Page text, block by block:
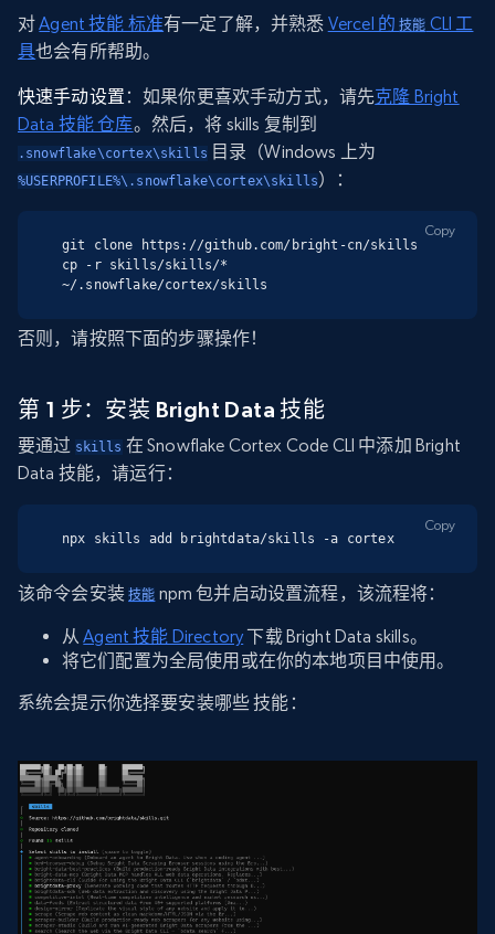
对Agent 技能 标准有一定了解，并熟悉 Vercel 的技能 CLI 工
具也会有所帮助。
快速手动设置 ：如果你更喜欢手动方式，请先克隆 Bright
Data 技能 仓库。然后，将 skills 复制到
.snowflake\cortex\skills 目录（Windows 上为
%USERPROFILE%\.snowflake\cortex\skills）：
git clone https://github.com/bright-cn/skills
cp -r skills/skills/*
~/.snowflake/cortex/skills
Copy
否则，请按照下面的步骤操作！
第 1 步：安装 Bright Data 技能
要通过 skills 在 Snowflake Cortex Code CLI 中添加 Bright
Data 技能，请运行：
npx skills add brightdata/skills -a cortex
Copy
该命令会安装技能 npm 包并启动设置流程，该流程将：
从Agent 技能 Directory下载 Bright Data skills。
将它们配置为全局使用或在你的本地项目中使用。
系统会提示你选择要安装哪些 技能：